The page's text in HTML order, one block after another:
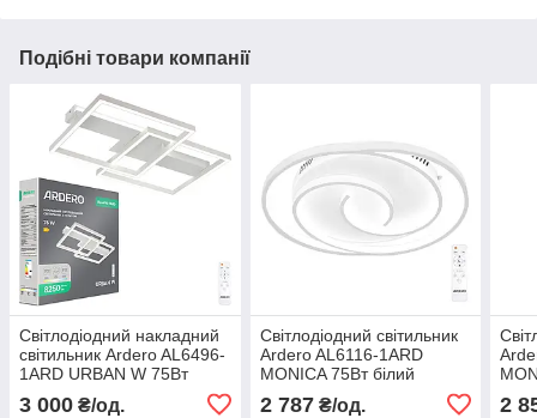
Подібні товари компанії
Світлодіодний накладний
світильник Ardero AL6496-
1ARD URBAN W 75Вт
3 000 ₴/од.
Світлодіодний світильник
Ardero AL6116-1ARD
MONICA 75Вт білий
2 787₴/од. 2